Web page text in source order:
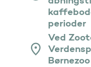
perioder
Ved